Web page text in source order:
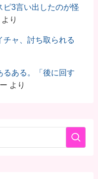
ピ3言い出したのが怪
より
チャ、討ち取られる
るある。「後に回す
より